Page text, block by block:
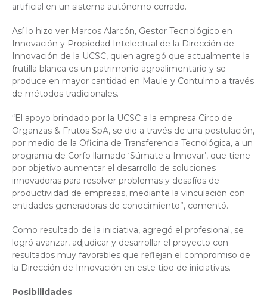
artificial en un sistema autónomo cerrado.
Así lo hizo ver Marcos Alarcón, Gestor Tecnológico en
Innovación y Propiedad Intelectual de la Dirección de
Innovación de la UCSC, quien agregó que actualmente la
frutilla blanca es un patrimonio agroalimentario y se
produce en mayor cantidad en Maule y Contulmo a través
de métodos tradicionales.
“El apoyo brindado por la UCSC a la empresa Circo de
Organzas & Frutos SpA, se dio a través de una postulación,
por medio de la Oficina de Transferencia Tecnológica, a un
programa de Corfo llamado ‘Súmate a Innovar’, que tiene
por objetivo aumentar el desarrollo de soluciones
innovadoras para resolver problemas y desafíos de
productividad de empresas, mediante la vinculación con
entidades generadoras de conocimiento”, comentó.
Como resultado de la iniciativa, agregó el profesional, se
logró avanzar, adjudicar y desarrollar el proyecto con
resultados muy favorables que reflejan el compromiso de
la Dirección de Innovación en este tipo de iniciativas.
Posibilidades